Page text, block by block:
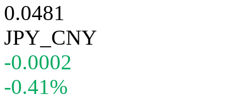
0.0481
JPY_CNY
-0.0002
-0.41%